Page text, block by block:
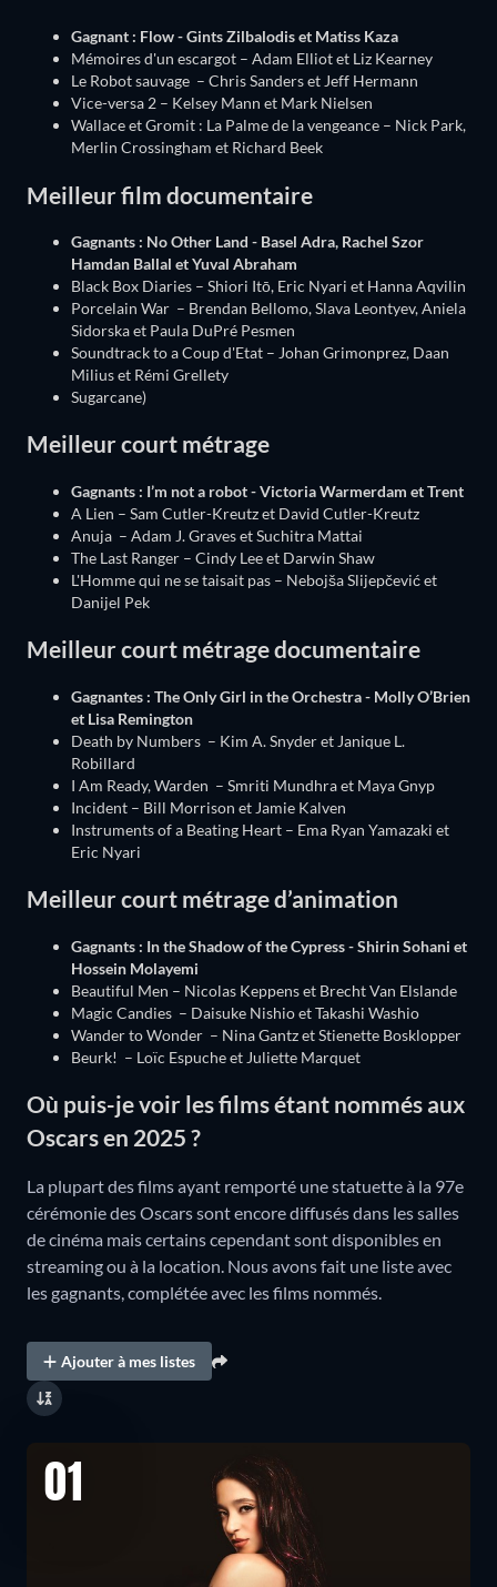
Gagnant : Flow - Gints Zilbalodis et Matiss Kaza
Mémoires d'un escargot – Adam Elliot et Liz Kearney
Le Robot sauvage – Chris Sanders et Jeff Hermann
Vice-versa 2 – Kelsey Mann et Mark Nielsen
Wallace et Gromit : La Palme de la vengeance – Nick Park,
Merlin Crossingham et Richard Beek
Meilleur film documentaire
Gagnants : No Other Land - Basel Adra, Rachel Szor
Hamdan Ballal et Yuval Abraham
Black Box Diaries – Shiori Itō, Eric Nyari et Hanna Aqvilin
Porcelain War – Brendan Bellomo, Slava Leontyev, Aniela
Sidorska et Paula DuPré Pesmen
Soundtrack to a Coup d'Etat – Johan Grimonprez, Daan
Milius et Rémi Grellety
Sugarcane)
Meilleur court métrage
Gagnants : I’m not a robot - Victoria Warmerdam et Trent
A Lien – Sam Cutler-Kreutz et David Cutler-Kreutz
Anuja – Adam J. Graves et Suchitra Mattai
The Last Ranger – Cindy Lee et Darwin Shaw
L'Homme qui ne se taisait pas – Nebojša Slijepčević et
Danijel Pek
Meilleur court métrage documentaire
Gagnantes : The Only Girl in the Orchestra - Molly O’Brien
et Lisa Remington
Death by Numbers – Kim A. Snyder et Janique L.
Robillard
I Am Ready, Warden – Smriti Mundhra et Maya Gnyp
Incident – Bill Morrison et Jamie Kalven
Instruments of a Beating Heart – Ema Ryan Yamazaki et
Eric Nyari
Meilleur court métrage d’animation
Gagnants : In the Shadow of the Cypress - Shirin Sohani et
Hossein Molayemi
Beautiful Men – Nicolas Keppens et Brecht Van Elslande
Magic Candies – Daisuke Nishio et Takashi Washio
Wander to Wonder – Nina Gantz et Stienette Bosklopper
Beurk! – Loïc Espuche et Juliette Marquet
Où puis-je voir les films étant nommés aux
Oscars en 2025 ?
La plupart des films ayant remporté une statuette à la 97e
cérémonie des Oscars sont encore diffusés dans les salles
de cinéma mais certains cependant sont disponibles en
streaming ou à la location. Nous avons fait une liste avec
les gagnants, complétée avec les films nommés.
Ajouter à mes listes
01